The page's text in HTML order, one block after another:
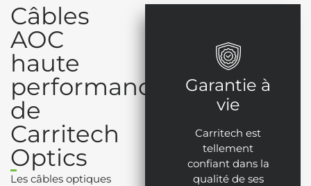
Câbles
AOC
haute
performance
de
Carritech
Optics
Les câbles optiques
Garantie à
vie
Carritech est
tellement
confiant dans la
qualité de ses